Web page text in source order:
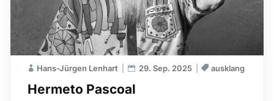
Hermeto Pascoal
Hans-Jürgen Lenhart 29. Sep. 2025 ausklang